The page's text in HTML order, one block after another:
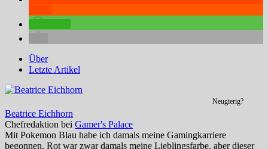
Über
Letzte Artikel
Neugierig?
Beatrice Eichhorn
Chefredaktion bei Gamer's Palace
Mit Pokemon Blau habe ich damals meine Gamingkarriere
begonnen, Rot war zwar damals meine Lieblingsfarbe, aber dieser